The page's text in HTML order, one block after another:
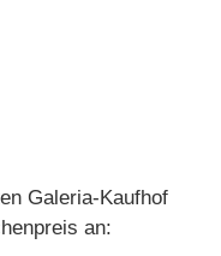
Galeria-Kaufhof
an: